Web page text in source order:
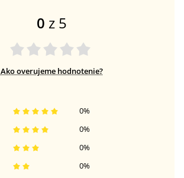
0 z 5
Ako overujeme hodnotenie?
0%
0%
0%
0%